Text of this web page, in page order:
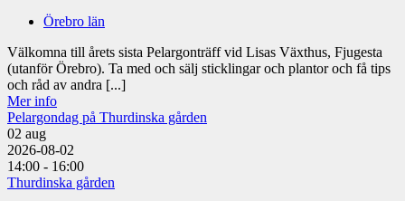
Örebro län
Välkomna till årets sista Pelargonträff vid Lisas Växthus, Fjugesta
(utanför Örebro). Ta med och sälj sticklingar och plantor och få tips
och råd av andra [...]
Mer info
Pelargondag på Thurdinska gården
02 aug
2026-08-02
14:00 - 16:00
Thurdinska gården